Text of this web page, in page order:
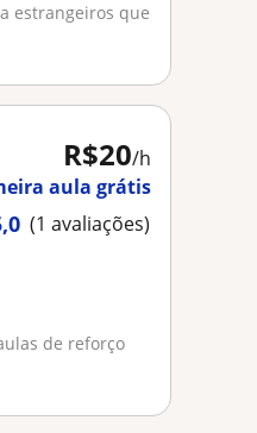
estrangeiros que
R$20/h
aula grátis
(1 avaliações)
de reforço